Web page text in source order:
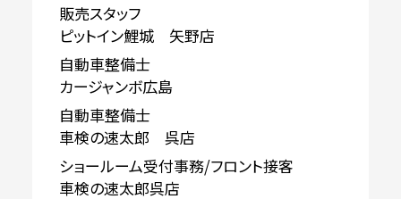
販売スタッフ
ピットイン鯉城 矢野店
自動車整備士
カージャンボ広島
自動車整備士
車検の速太郎 呉店
ショールーム受付事務/フロント接客
車検の速太郎呉店